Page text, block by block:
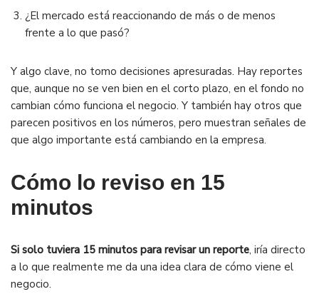
¿El mercado está reaccionando de más o de menos
frente a lo que pasó?
Y algo clave, no tomo decisiones apresuradas. Hay reportes
que, aunque no se ven bien en el corto plazo, en el fondo no
cambian cómo funciona el negocio. Y también hay otros que
parecen positivos en los números, pero muestran señales de
que algo importante está cambiando en la empresa.
Cómo lo reviso en 15
minutos
Si solo tuviera 15 minutos para revisar un reporte, iría directo
a lo que realmente me da una idea clara de cómo viene el
negocio.